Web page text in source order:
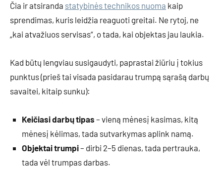
Čia ir atsiranda statybinės technikos nuoma kaip
sprendimas, kuris leidžia reaguoti greitai. Ne rytoj, ne
„kai atvažiuos servisas“, o tada, kai objektas jau laukia.
Kad būtų lengviau susigaudyti, paprastai žiūriu į tokius
punktus (prieš tai visada pasidarau trumpą sąrašą darbų
savaitei, kitaip sunku):
Keičiasi darbų tipas – vieną mėnesį kasimas, kitą
mėnesį kėlimas, tada sutvarkymas aplink namą.
Objektai trumpi– dirbi 2–5 dienas, tada pertrauka,
tada vėl trumpas darbas.